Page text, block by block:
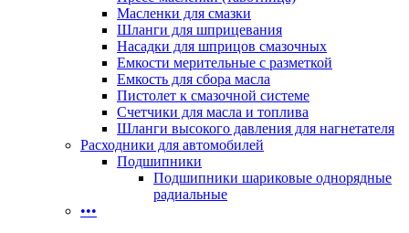
Масленки для смазки
Шланги для шприцевания
Насадки для шприцов смазочных
Емкости мерительные с разметкой
Емкость для сбора масла
Пистолет к смазочной системе
Счетчики для масла и топлива
Шланги высокого давления для нагнетателя
Расходники для автомобилей
Подшипники
Подшипники шариковые однорядные
радиальные
•••